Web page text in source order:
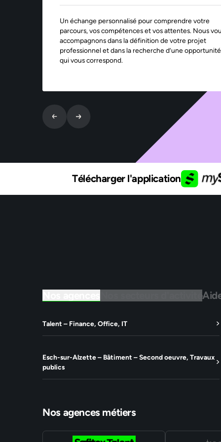
Un échange personnalisé pour comprendre votre
parcours, vos compétences et vos attentes. Nous
accompagnons dans la définition de votre projet
professionnel et dans la recherche d’une opportunité
qui vous correspond.
Télécharger l'application
Nos secteurs d'activité
Talent – Finance, Office, IT
Esch-sur-Alzette – Bâtiment – Second oeuvre, Travaux
publics
Nos agences métiers